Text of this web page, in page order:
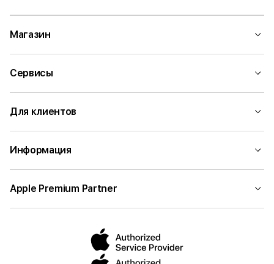
Магазин
Сервисы
Для клиентов
Информация
Apple Premium Partner